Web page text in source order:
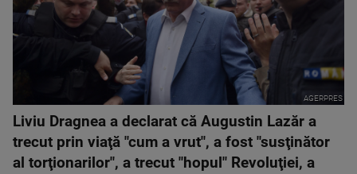
AGERPRES
Liviu Dragnea a declarat că Augustin Lazăr a
trecut prin viaţă "cum a vrut", a fost "susţinător
al torţionarilor", a trecut "hopul" Revoluţiei, a